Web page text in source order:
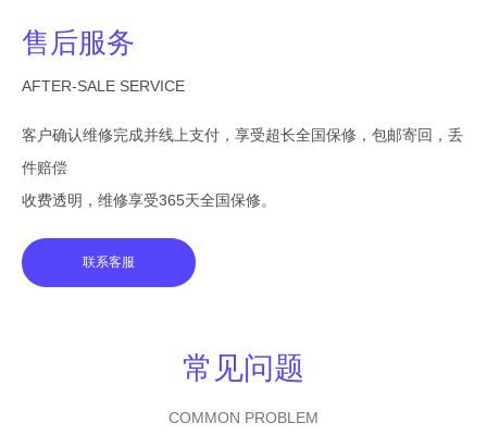
售后服务
AFTER-SALE SERVICE
客户确认维修完成并线上支付，享受超长全国保修，包邮寄回，丢
件赔偿
收费透明，维修享受365天全国保修。
联系客服
常见问题
COMMON PROBLEM